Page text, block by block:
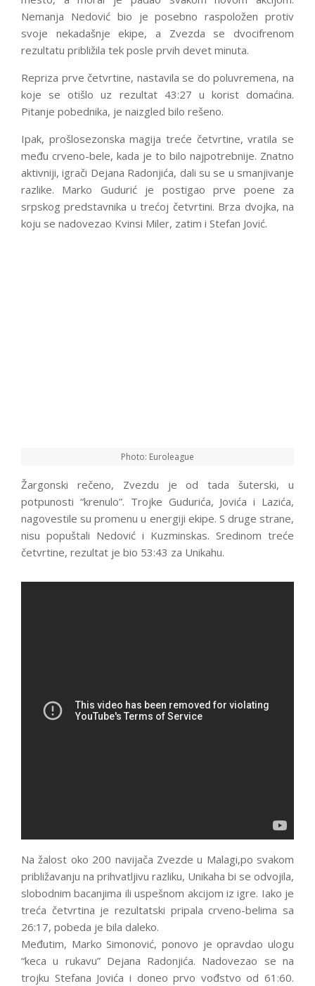
Nemanja Nedović bio je posebno raspoložen protiv
svoje nekadašnje ekipe, a Zvezda se dvocifrenom
rezultatu približila tek posle prvih devet minuta.
Repriza prve četvrtine, nastavila se do poluvremena, na
koje se otišlo uz rezultat 43:27 u korist domaćina.
Pitanje pobednika, je naizgled bilo rešeno.
Ipak, prošlosezonska magija treće četvrtine, vratila se
među crveno-bele, kada je to bilo najpotrebnije. Znatno
aktivniji, igrači Dejana Radonjića, dali su se u smanjivanje
razlike. Marko Gudurić je postigao prve poene za
srpskog predstavnika u trećoj četvrtini. Brza dvojka, na
koju se nadovezao Kvinsi Miler, zatim i Stefan Jović.
Photo: Euroleague
Žargonski rečeno, Zvezdu je od tada šuterski, u
potpunosti “krenulo”. Trojke Gudurića, Jovića i Lazića,
nagovestile su promenu u energiji ekipe. S druge strane,
nisu popuštali Nedović i Kuzminskas. Sredinom treće
četvrtine, rezultat je bio 53:43 za Unikahu.
Na žalost oko 200 navijača Zvezde u Malagi,po svakom
približavanju na prihvatljivu razliku, Unikaha bi se odvojila,
slobodnim bacanjima ili uspešnom akcijom iz igre. Iako je
treća četvrtina je rezultatski pripala crveno-belima sa
26:17, pobeda je bila daleko.
Međutim, Marko Simonović, ponovo je opravdao ulogu
“keca u rukavu” Dejana Radonjića. Nadovezao se na
trojku Stefana Jovića i doneo prvo vođstvo od 61:60.